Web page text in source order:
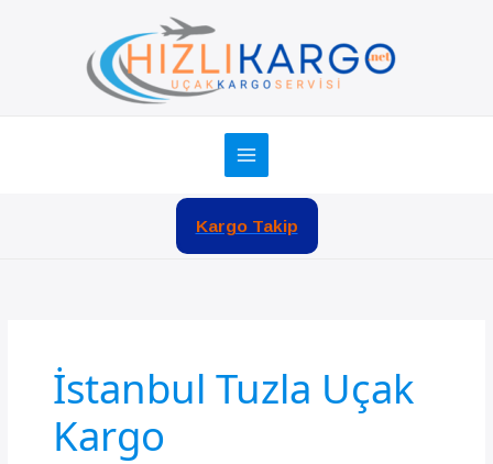
Kargo Takip
İstanbul Tuzla Uçak
Kargo